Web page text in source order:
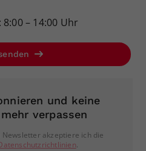
– 14:00 Uhr
und keine
verpassen
akzeptiere ich die
.